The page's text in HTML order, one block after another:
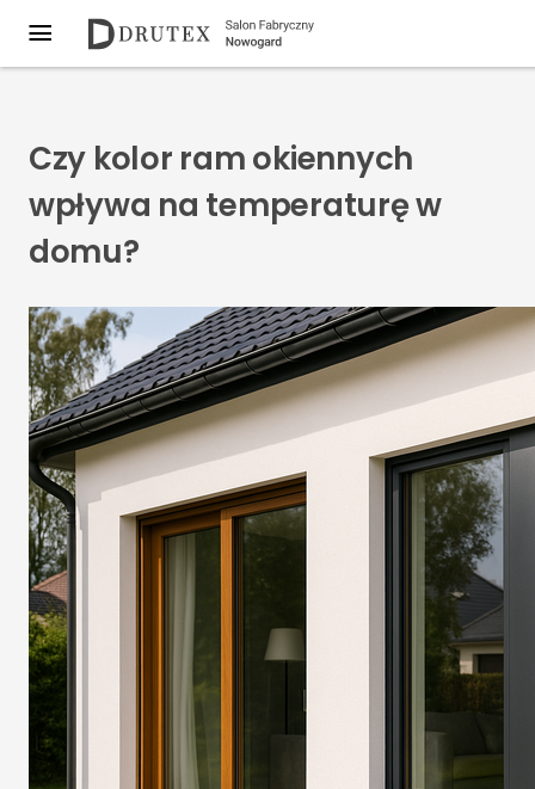
Czy kolor ram okiennych
wpływa na temperaturę w
domu?